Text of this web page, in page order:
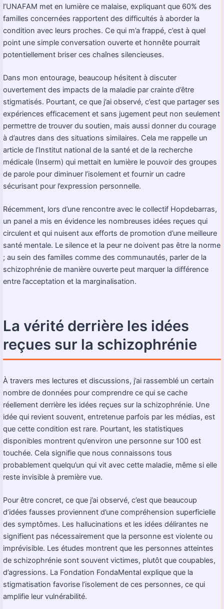
l’UNAFAM met en lumière ce malaise, expliquant que 60% des
familles concernées rapportent des difficultés à aborder la
condition avec leurs proches. Ce qui m’a frappé, c’est à quel
point une simple conversation ouverte et honnête pourrait
potentiellement briser ces chaînes silencieuses.
Dans mon entourage, beaucoup hésitent à discuter
ouvertement des impacts de la maladie par crainte d’être
stigmatisés. Pourtant, ce que j’ai observé, c’est que partager ses
expériences efficacement et sans jugement peut non seulement
permettre de trouver du soutien, mais aussi donner du courage
à d’autres dans des situations similaires. Cela me rappelle un
article de l’Institut national de la santé et de la recherche
médicale (Inserm) qui mettait en lumière le pouvoir des groupes
de parole pour diminuer l’isolement et fournir un cadre
sécurisant pour l’expression personnelle.
Récemment, lors d’une rencontre avec le collectif Hopdebarras,
un panel a mis en évidence les nombreuses idées reçues qui
circulent et qui nuisent aux efforts de promotion d’une meilleure
santé mentale. Le silence et la peur ne doivent pas être la norme
; au sein des familles comme des communautés, parler de la
schizophrénie de manière ouverte peut marquer la différence
entre l’acceptation et la marginalisation.
La vérité derrière les idées
reçues sur la schizophrénie
À travers mes lectures et discussions, j’ai rassemblé un certain
nombre de données pour comprendre ce qui se cache
réellement derrière les idées reçues sur la schizophrénie. Une
idée qui revient souvent, entretenue parfois par les médias, est
que cette condition est rare. Pourtant, les statistiques
disponibles montrent qu’environ une personne sur 100 est
touchée. Cela signifie que nous connaissons tous
probablement quelqu’un qui vit avec cette maladie, même si elle
reste invisible à première vue.
Pour être concret, ce que j’ai observé, c’est que beaucoup
d’idées fausses proviennent d’une compréhension superficielle
des symptômes. Les hallucinations et les idées délirantes ne
signifient pas nécessairement que la personne est violente ou
imprévisible. Les études montrent que les personnes atteintes
de schizophrénie sont souvent victimes, plutôt que coupables,
d’agressions. La Fondation FondaMental explique que la
stigmatisation favorise l’isolement de ces personnes, ce qui
amplifie leur vulnérabilité.